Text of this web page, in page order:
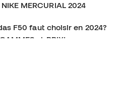
NIKE MERCURIAL 2024
F50 faut choisir en 2024?
et PRIX!